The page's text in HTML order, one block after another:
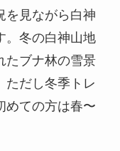
を見ながら白神
。冬の白神山地
たブナ林の雪景
ただし冬季トレ
めての方は春〜